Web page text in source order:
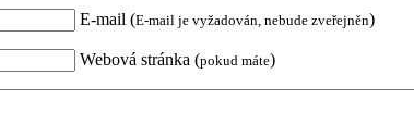
E-mail (E-mail je vyžadován, nebude zveřejněn)
Webová stránka (pokud máte)